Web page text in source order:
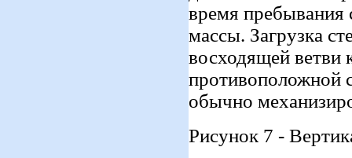
время пребывания
массы. Загрузка
восходящей ветви
противоположной
обычно
Рисунок 7 -